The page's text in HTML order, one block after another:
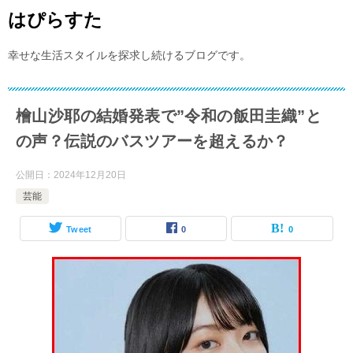
はぴらすた
幸せな生活スタイルを探求し続けるブログです。
檜山沙耶の結婚発表で”令和の飯田圭織”と
の声？伝説のバスツアーを超えるか？
公開日： 2024年12月20日
芸能
Tweet 0 0